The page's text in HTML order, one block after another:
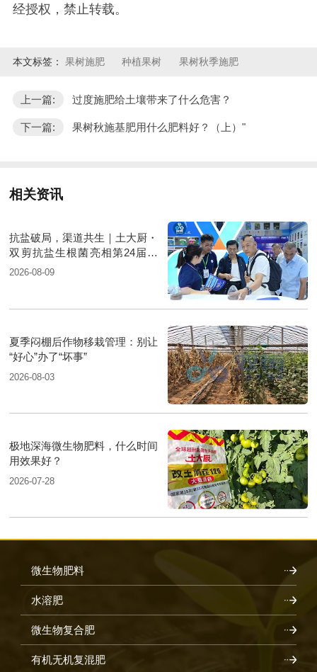
经授权，禁止转载。
本文标签： 果树施肥 种植果树 果树秋季施肥
上一篇: 过度施肥给土壤带来了什么危害？
下一篇: 果树秋施基肥用什么肥料好？（上）"
相关资讯
抗盐破局，渠道共生｜土大厨・
双剪抗盐生根菌亮相第24届新
疆国际农业博览会
2026-08-09
夏季闷棚后作物移栽管理：别让
“好心”办了“坏事”
2026-08-03
极地深海微生物肥料，什么时间
用效果好？
2026-07-28
微生物肥料
水溶肥
微生物复合肥
有机无机复混肥